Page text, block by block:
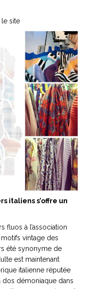
le site
italiens s’offre un
fluos à l’association
vintage des
été synonyme de
est maintenant
italienne réputée
démoniaque dans